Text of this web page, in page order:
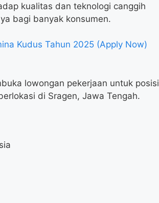
kualitas dan teknologi canggih
bagi banyak konsumen.
Kudus Tahun 2025 (Apply Now)
lowongan pekerjaan untuk posisi
di Sragen, Jawa Tengah.